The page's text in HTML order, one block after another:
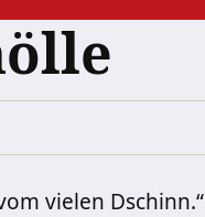
vielen Dschinn.“